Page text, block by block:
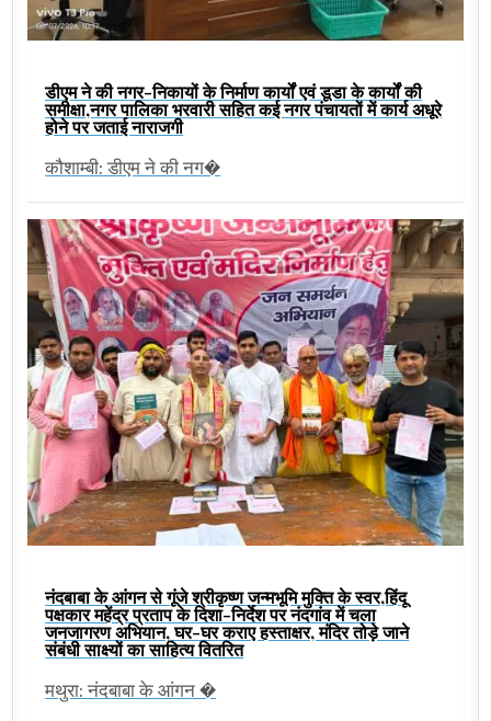
डीएम ने की नगर-निकायों के निर्माण कार्यों एवं डूडा के कार्यों की
समीक्षा,नगर पालिका भरवारी सहित कई नगर पंचायतों में कार्य अधूरे
होने पर जताई नाराजगी
कौशाम्बी: डीएम ने की नग�
नंदबाबा के आंगन से गूंजे श्रीकृष्ण जन्मभूमि मुक्ति के स्वर,हिंदू
पक्षकार महेंद्र प्रताप के दिशा-निर्देश पर नंदगांव में चला
जनजागरण अभियान, घर-घर कराए हस्ताक्षर, मंदिर तोड़े जाने
संबंधी साक्ष्यों का साहित्य वितरित
मथुरा: नंदबाबा के आंगन �